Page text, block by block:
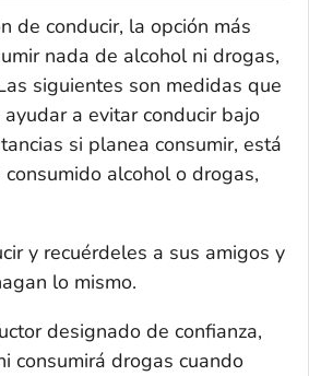
de conducir, la opción más
nada de alcohol ni drogas,
siguientes son medidas que
a evitar conducir bajo
si planea consumir, está
alcohol o drogas,
y recuérdeles a sus amigos y
lo mismo.
designado de confianza,
consumirá drogas cuando